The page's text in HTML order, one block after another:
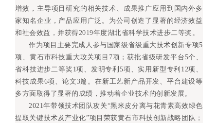
员工风采
增效，主导项目研究的相关技术、成果推广应用到国内外多
家知名企业，产品应用广泛。为公司创造了显著的经济效益
和社会效益，并获得2019年度湖北省科学技术进步二等奖。
作为项目主要完成人参与国家级省级重大技术创新专项5
项、黄石市科技重大攻关项目7项；获批省级研发平台5个、
省科技进步二等奖1项、发明专利5项、实用新型专利12项、
科技成果6项、论文3篇。在新工艺新产品开发、平台建设等
多方面取得了显著的成绩，推动着企业技术的创新发展。
2021年带领技术团队攻关“黑米皮分离与花青素高效绿色
提取关键技术及产业化”项目荣获黄石市科技创新战略团队；